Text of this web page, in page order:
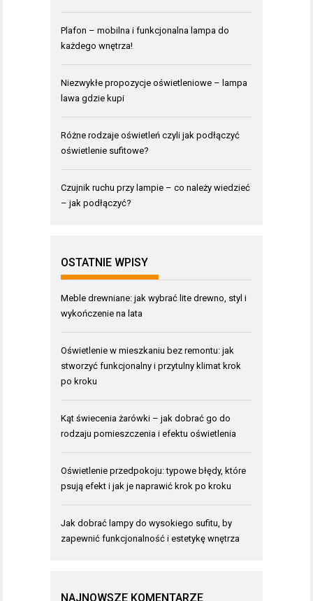
Plafon – mobilna i funkcjonalna lampa do
każdego wnętrza!
Niezwykłe propozycje oświetleniowe – lampa
lawa gdzie kupi
Różne rodzaje oświetleń czyli jak podłączyć
oświetlenie sufitowe?
Czujnik ruchu przy lampie – co należy wiedzieć
– jak podłączyć?
OSTATNIE WPISY
Meble drewniane: jak wybrać lite drewno, styl i
wykończenie na lata
Oświetlenie w mieszkaniu bez remontu: jak
stworzyć funkcjonalny i przytulny klimat krok
po kroku
Kąt świecenia żarówki – jak dobrać go do
rodzaju pomieszczenia i efektu oświetlenia
Oświetlenie przedpokoju: typowe błędy, które
psują efekt i jak je naprawić krok po kroku
Jak dobrać lampy do wysokiego sufitu, by
zapewnić funkcjonalność i estetykę wnętrza
NAJNOWSZE KOMENTARZE